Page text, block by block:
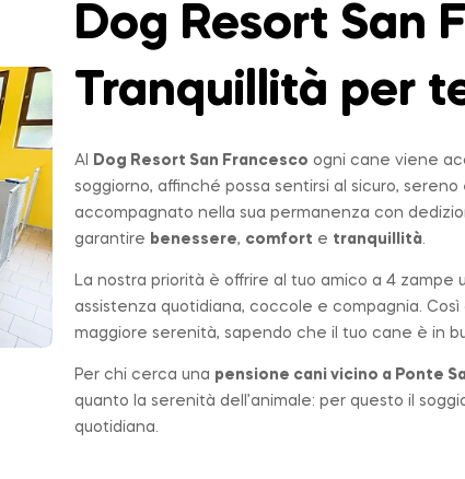
Dog Resort San
Tranquillità per
Al Dog Resort San Francesco ogni cane viene
soggiorno, affinché possa sentirsi al sicuro,
accompagnato nella sua permanenza con
garantire benessere, comfort e tranquillità.
La nostra priorità è offrire al tuo amico a 4 zampe
assistenza quotidiana, coccole e compagnia.
maggiore serenità, sapendo che il tuo cane è in
Per chi cerca una pensione cani vicino a Ponte
quanto la serenità dell’animale: per questo il
quotidiana.